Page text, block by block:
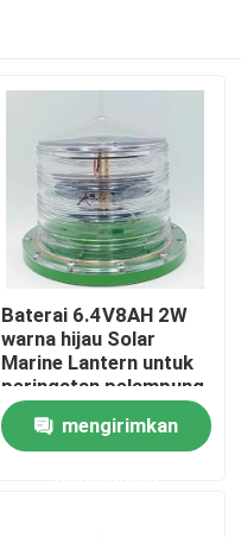
Baterai 6.4V8AH 2W
warna hijau Solar
Marine Lantern untuk
peringatan pelampung
mengirimkan